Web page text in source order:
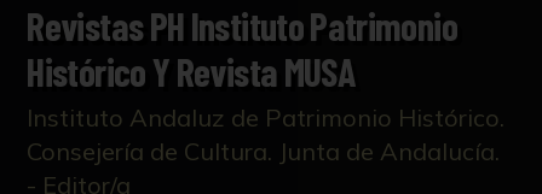
Revistas PH Instituto Patrimonio
Histórico Y Revista MUSA
Instituto Andaluz de Patrimonio Histórico.
Consejería de Cultura. Junta de Andalucía.
- Editor/a